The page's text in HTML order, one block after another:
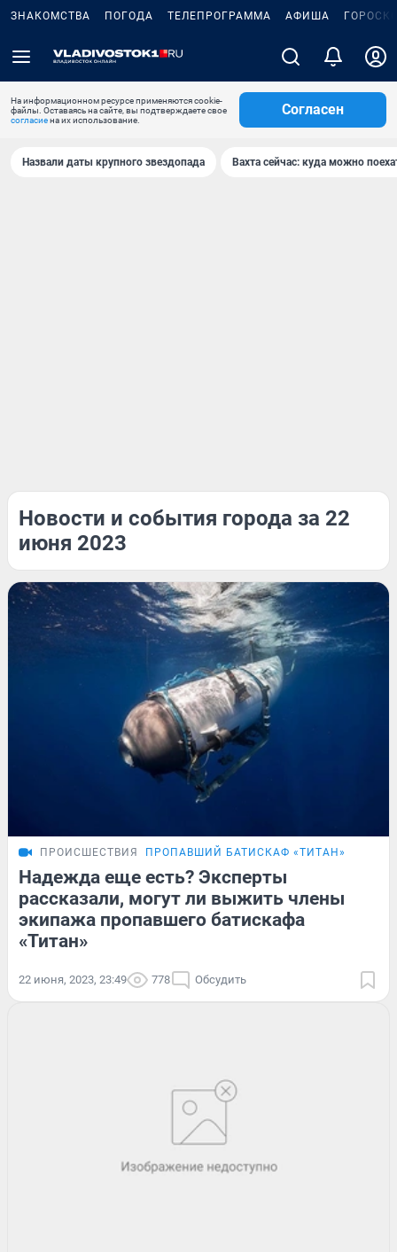
ЗНАКОМСТВА ПОГОДА ТЕЛЕПРОГРАММА АФИША
На информационном ресурсе применяются cookie-
файлы. Оставаясь на сайте, вы подтверждаете свое
согласиена их использование.
Согласен
Назвали даты крупного звездопада Вахта сейчас: куда можно
Новости и события города за 22
июня 2023
ПРОИСШЕСТВИЯ ПРОПАВШИЙ БАТИСКАФ «ТИТАН»
Надежда еще есть? Эксперты
рассказали, могут ли выжить члены
экипажа пропавшего батискафа
«Титан»
22 июня, 2023, 23:49 778 Обсудить